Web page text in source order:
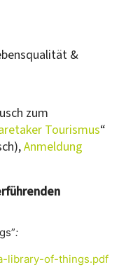
&
zum
Tourismus“
Anmeldung
:
library-of-things.pdf